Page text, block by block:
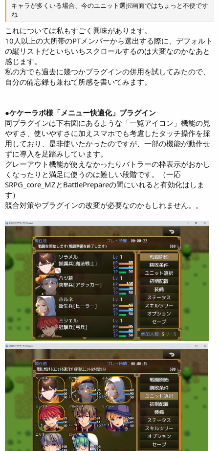
キャラが多くいる場合、今のユニット選択画面ではちょっと不便です
ね
これについては私もすごく興味があります。
10人以上の大所帯のPTメンバーから選出する際に、デフォルト
の縦リストだといちいちスクロールするのは大変なのかなあと
感じます。
私の方でも過去に幾つかプラグインの併用を試してみたので、
自分の備忘録も兼ねて所感を書いてみます。
●ケケーラボ様「メニュー快適化」プラグイン
同プラグインは下右図にあるような「一覧アイコン」機能の見
やすさ、使いやすさに加えスマホでも考慮したタッチ操作を採
用しており、是非使いたかったのですが、一部の機能が動作せ
ずに導入を足踏みしています。
グレーアウト機能が使えなかったりバトラーの枠表示がおかし
くなったりと満足に使うのは難しい段階です。（一応
SRPG_core_MZとBattlePrepareの間にいれると有効化はしま
す）
競合対策やプラグインの改変が必要なのかもしれません。。